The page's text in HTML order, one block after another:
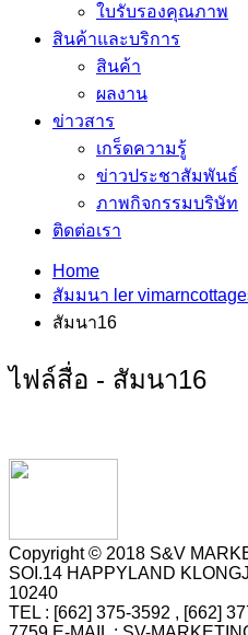
ใบรับรองคุณภาพ
สินค้าและบริการ
สินค้า
ผลงาน
ข่าวสาร
เกร็ดความรู้
ข่าวประชาสัมพันธ์
ภาพกิจกรรมบริษัท
ติดต่อเรา
Home
สัมมนา ler
สัมนา16
ไฟล์สื่อ - สัมนา16
Copyright © 2018 S&V
SOI.14 HAPPYLAND
10240
TEL : [662] 375-3592 , [662]